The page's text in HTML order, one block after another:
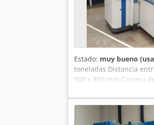
Estado: muy bueno
toneladas Distancia
900 x 850 mm Carrera
Dimensiones (ancho x
Estado: Dodpfx
de escritura o de
características